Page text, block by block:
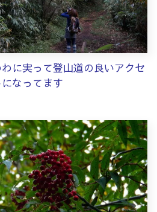
に実って登山道の良いアクセ
なってます